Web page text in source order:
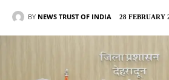
BY NEWS TRUST OF INDIA 28 FEBRUARY